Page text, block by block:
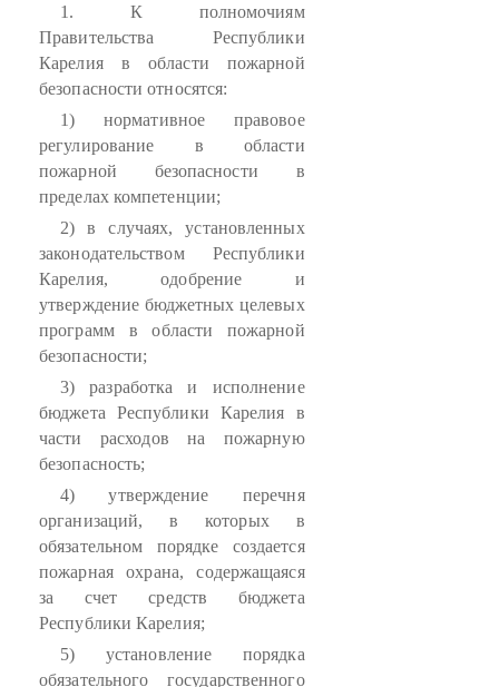
1. К полномочиям
Правительства Республики
Карелия в области пожарной
безопасности относятся:
1) нормативное правовое
регулирование в области
пожарной безопасности в
пределах компетенции;
2) в случаях, установленных
законодательством Республики
Карелия, одобрение и
утверждение бюджетных целевых
программ в области пожарной
безопасности;
3) разработка и исполнение
бюджета Республики Карелия в
части расходов на пожарную
безопасность;
4) утверждение перечня
организаций, в которых в
обязательном порядке создается
пожарная охрана, содержащаяся
за счет средств бюджета
Республики Карелия;
5) установление порядка
обязательного государственного